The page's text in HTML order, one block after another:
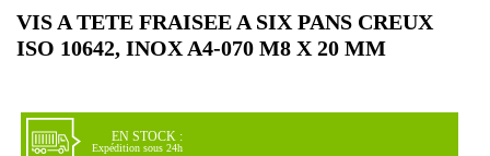
VIS A TETE FRAISEE A SIX PANS CREUX
ISO 10642, INOX A4-070 M8 X 20 MM
EN STOCK :
Expédition sous 24h